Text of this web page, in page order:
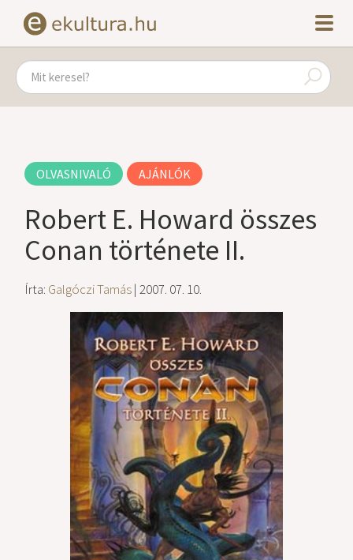
OLVASNIVALÓ AJÁNLÓK
Robert E. Howard összes
Conan története II.
Írta: Galgóczi Tamás| 2007. 07. 10.